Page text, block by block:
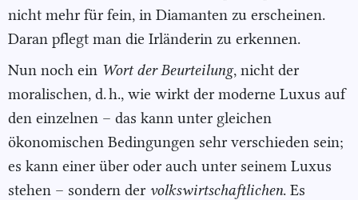
nicht mehr für fein, in Diamanten zu erscheinen.
Daran pflegt man die Irländerin zu erkennen.
Nun noch ein Wort der Beurteilung, nicht der
moralischen, d. h., wie wirkt der moderne Luxus auf
den einzelnen – das kann unter gleichen
ökonomischen Bedingungen sehr verschieden sein;
es kann einer über oder auch unter seinem Luxus
stehen – sondern der volkswirtschaftlichen. Es